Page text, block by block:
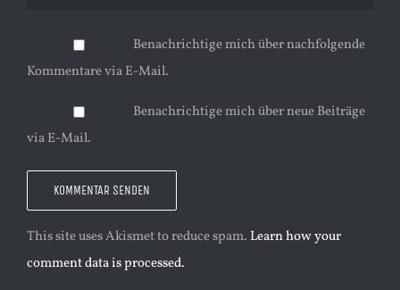
Benachrichtige mich über nachfolgende
Kommentare via E-Mail.
Benachrichtige mich über neue Beiträge
via E-Mail.
This site uses Akismet to reduce spam. Learn how your
comment data is processed.